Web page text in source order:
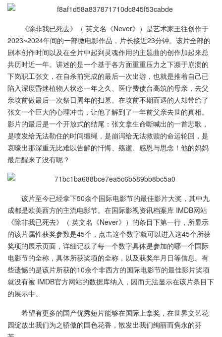
《除非我已死去》（ 英文名《Never》）是艺术家王往创作于
2023~2024年间的一部微电影作品，片长接近23分钟。该片全部的
剧本创作时间以及在全片中起到灵魂作用的主题曲的创作加起来总
共历时近一年。讲述的是一个基于各方面重重压力之下濒于崩溃的
下岗职工张文，在自杀前完成的最后一次出游，也就是推着自己已
陷入深度昏迷植物人状态一年之久、医疗费债台高筑的母亲，去父
亲坟前做最后一次祭日周年的扫墓。在坟前不期而遇的人却带给了
张文一个巨大的心理冲击，让他了解到了一年前父亲去世的真相。
影片的最后是一个开放式的结尾：张文拿生命嘶喊出的一首悲歌，
是喷发给无法勒住的时间缰绳，是崩泻给无法救赎的命运轮回，是
哀嚎出那深重无比难以告解的忏悔、殇逝、感恩与思念！他的妈妈
最后醒来了没有呢？
该片至今已经拿下50余个国际电影节的最佳影片大奖，其中九
成都是欧美西方的主流电影节。在国际影视资讯档案库 IMDB网站
《除非我已死去》（ 英文名《Never》）的条目下第一行，所显示
的该片属性获奖参数是45个，点击这个数字就可以进入这45个所获
奖项的展示页面，详细记载了每一个数字具体是参加的哪一个国际
电影节的全称，具体所获奖项的全称，以及获奖年月日等信息。有
些遗憾的是该片所获的10余个非西方的国际电影节的最佳影片奖项
就没有被 IMDB官方网站的数据库纳入，因而无法显示在该片条目下
的展示中。
希望有更多的国产优秀短片能够在国际上拿奖，在世界文艺花
园绽放出我们为之骄傲的国色花香，散发出我们绚丽而隽永的芬